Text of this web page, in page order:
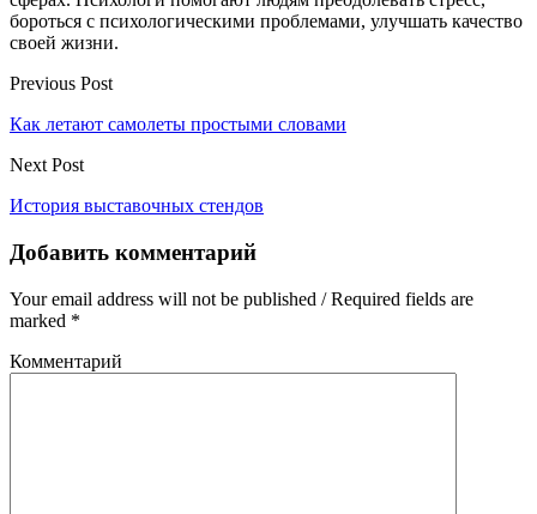
бороться с психологическими проблемами, улучшать качество
своей жизни.
Previous Post
Как летают самолеты простыми словами
Next Post
История выставочных стендов
Добавить комментарий
Your email address will not be published / Required fields are
marked *
Комментарий